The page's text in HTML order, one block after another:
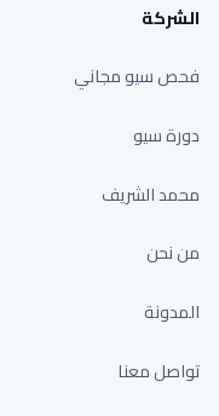
الشركة
فحص سيو مجاني
دورة سيو
محمد الشريف
من نحن
المدونة
تواصل معنا